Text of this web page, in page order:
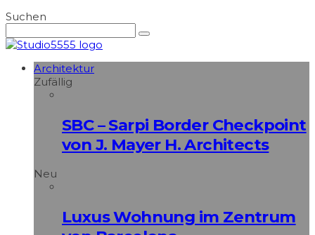
Suchen
Architektur
Zufällig
SBC – Sarpi Border Checkpoint
von J. Mayer H. Architects
Neu
Luxus Wohnung im Zentrum